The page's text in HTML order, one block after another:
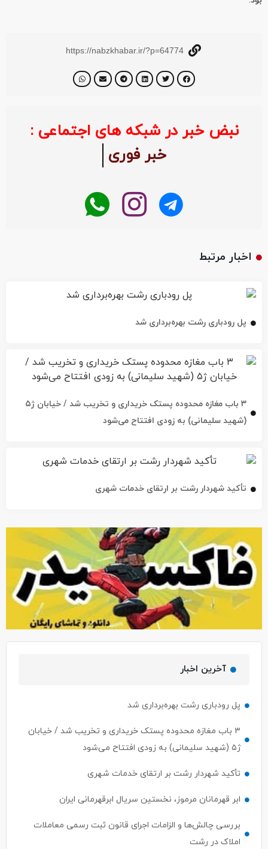
https://nabzkhabar.ir/?p=64774
نبض خبر در شبکه های اجتماعی :
خبر فوری
اخبار مرتبط
پل رودباری رشت بهره‌برداری شد
۳ باب مغازه محدوده پستک خریداری و تخریب شد / خیابان ژ۵
(شهید سلیمانی) به زودی افتتاح می‌شود
تأکید شهردار رشت بر ارتقای خدمات شهری
آخرین اخبار
پل رودباری رشت بهره‌برداری شد
۳ باب مغازه محدوده پستک خریداری و تخریب شد / خیابان
ژ۵ (شهید سلیمانی) به زودی افتتاح می‌شود
تأکید شهردار رشت بر ارتقای خدمات شهری
ابر قهرمانان مرموز، نخستین سریال ابرقهرمانی ایران
بررسی چالش‌ها و الزامات اجرای قانون ثبت رسمی معاملات
املاک در رشت